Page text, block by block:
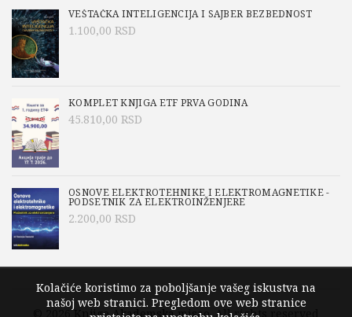
VEŠTAČKA INTELIGENCIJA I SAJBER BEZBEDNOST
1.100,00 RSD
KOMPLET KNJIGA ETF PRVA GODINA
45.810,00 RSD
OSNOVE ELEKTROTEHNIKE I ELEKTROMAGNETIKE -
PODSETNIK ZA ELEKTROINŽENJERE
2.200,00 RSD
© 2026 Knjige Akademska misao. All rights reserved
Kolačiće koristimo za poboljšanje vašeg iskustva na
našoj web stranici. Pregledom ove web stranice